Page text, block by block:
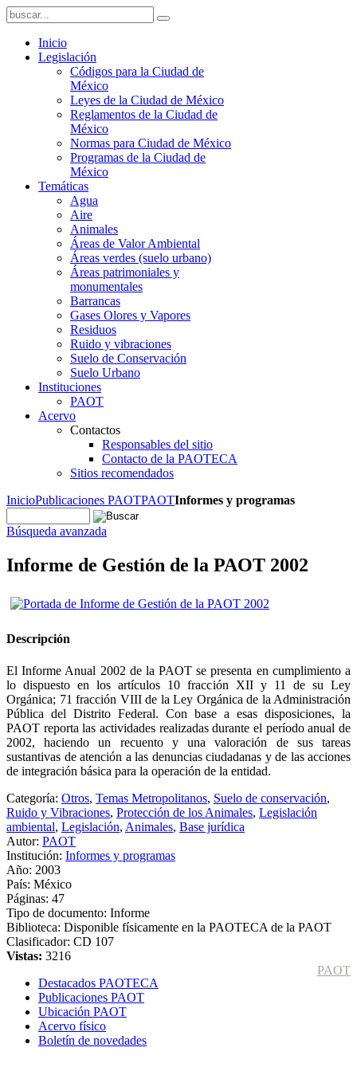
Inicio
Legislación
Códigos para la Ciudad de
México
Leyes de la Ciudad de México
Reglamentos de la Ciudad de
México
Normas para Ciudad de México
Programas de la Ciudad de
México
Temáticas
Agua
Aire
Animales
Áreas de Valor Ambiental
Áreas verdes (suelo urbano)
Áreas patrimoniales y
monumentales
Barrancas
Gases Olores y Vapores
Residuos
Ruido y vibraciones
Suelo de Conservación
Suelo Urbano
Instituciones
PAOT
Acervo
Contactos
Responsables del sitio
Contacto de la PAOTECA
Sitios recomendados
InicioPublicaciones PAOTPAOTInformes y programas
Búsqueda avanzada
Informe de Gestión de la PAOT 2002
Descripción
El Informe Anual 2002 de la PAOT se presenta en cumplimiento a
lo dispuesto en los artículos 10 fracción XII y 11 de su Ley
Orgánica; 71 fracción VIII de la Ley Orgánica de la Administración
Pública del Distrito Federal. Con base a esas disposiciones, la
PAOT reporta las actividades realizadas durante el período anual de
2002, haciendo un recuento y una valoración de sus tareas
sustantivas de atención a las denuncias ciudadanas y de las acciones
de integración básica para la operación de la entidad.
Categoría: Otros, Temas Metropolitanos, Suelo de conservación,
Ruido y Vibraciones, Protección de los Animales, Legislación
ambiental, Legislación, Animales, Base jurídica
Autor: PAOT
Institución: Informes y programas
Año: 2003
País: México
Páginas: 47
Tipo de documento: Informe
Biblioteca: Disponible físicamente en la PAOTECA de la PAOT
Clasificador: CD 107
Vistas: 3216
PAOT
Destacados PAOTECA
Publicaciones PAOT
Ubicación PAOT
Acervo físico
Boletín de novedades